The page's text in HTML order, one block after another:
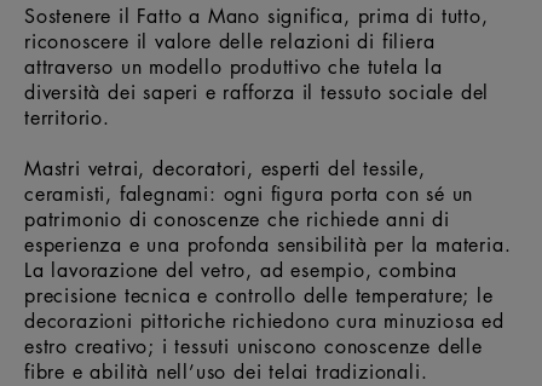
Sostenere il Fatto a Mano significa, prima di tutto,
riconoscere il valore delle relazioni di filiera
attraverso un modello produttivo che tutela la
diversità dei saperi e rafforza il tessuto sociale del
territorio.
Mastri vetrai, decoratori, esperti del tessile,
ceramisti, falegnami: ogni figura porta con sé un
patrimonio di conoscenze che richiede anni di
esperienza e una profonda sensibilità per la materia.
La lavorazione del vetro, ad esempio, combina
precisione tecnica e controllo delle temperature; le
decorazioni pittoriche richiedono cura minuziosa ed
estro creativo; i tessuti uniscono conoscenze delle
fibre e abilità nell’uso dei telai tradizionali.